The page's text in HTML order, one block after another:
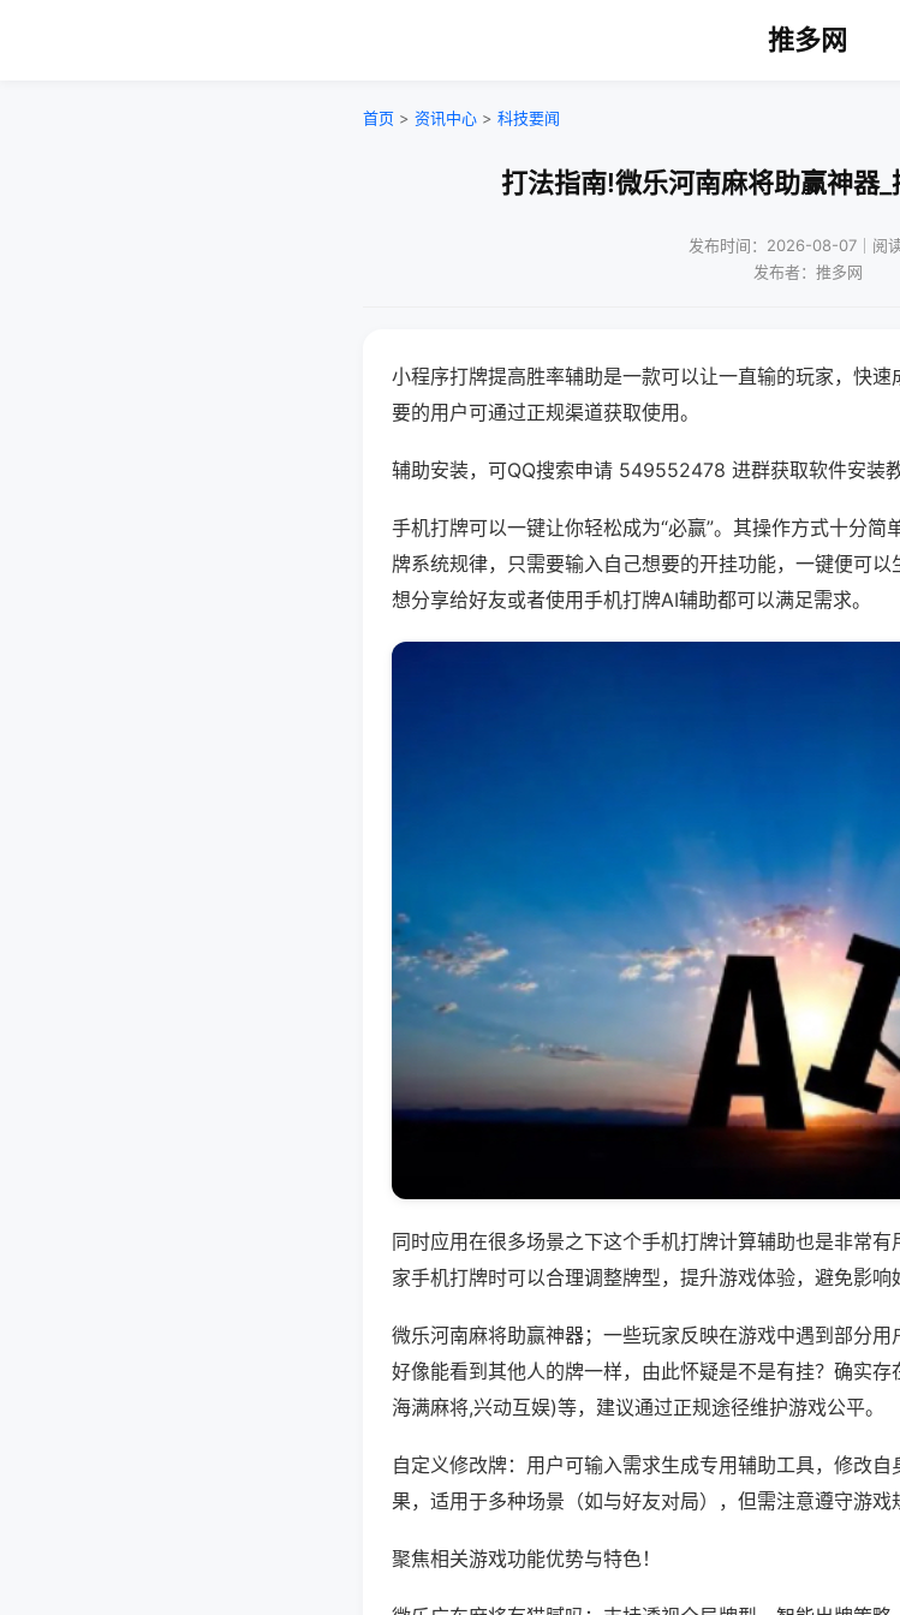
推多网
首页 > 资讯中心 > 科技要闻
打法指南!微乐河南麻将助赢神器
发布时间：2026-08-07｜阅
发布者：推多网
小程序打牌提高胜率辅助是一款可以让一直输的玩家，快速
要的用户可通过正规渠道获取使用。
辅助安装，可QQ搜索申请 549552478 进群获取软件安装
手机打牌可以一键让你轻松成为“必赢”。其操作方式十分
牌系统规律，只需要输入自己想要的开挂功能，一键便可
想分享给好友或者使用手机打牌AI辅助都可以满足需求。
同时应用在很多场景之下这个手机打牌计算辅助也是非常
家手机打牌时可以合理调整牌型，提升游戏体验，避免影响
微乐河南麻将助赢神器；一些玩家反映在游戏中遇到部分
好像能看到其他人的牌一样，由此怀疑是不是有挂？确实
海满麻将,兴动互娱)等，建议通过正规途径维护游戏公平。
自定义修改牌：用户可输入需求生成专用辅助工具，修改
果，适用于多种场景（如与好友对局），但需注意遵守游戏
聚焦相关游戏功能优势与特色！